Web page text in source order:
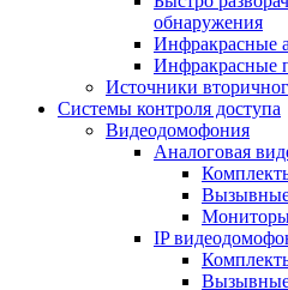
обнаружения
Инфракрасные
Инфракрасные
Источники
Системы контроля доступа
Видеодомофония
Аналоговая
IP